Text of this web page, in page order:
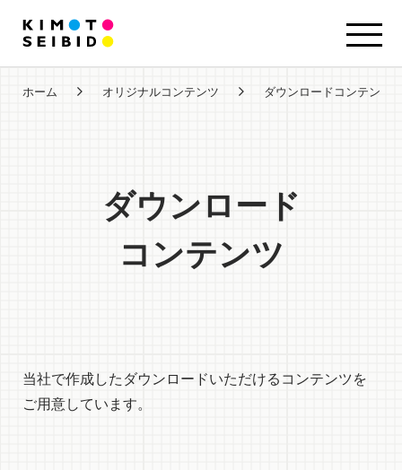
ホーム オリジナルコンテンツ ダウンロードコンテンツ
ダウンロード
コンテンツ
当社で作成したダウンロードいただけるコンテンツを
ご用意しています。